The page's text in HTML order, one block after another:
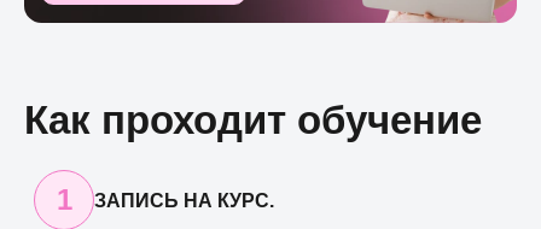
Как проходит обучение
1
ЗАПИСЬ НА КУРС.